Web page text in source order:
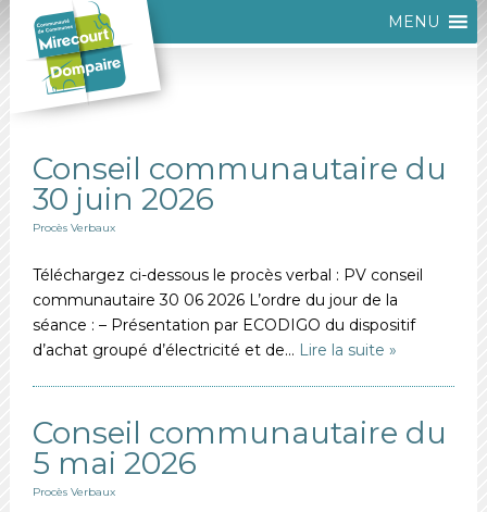
MENU
Conseil communautaire du
30 juin 2026
Procès Verbaux
Téléchargez ci-dessous le procès verbal : PV conseil
communautaire 30 06 2026 L’ordre du jour de la
séance : – Présentation par ECODIGO du dispositif
d’achat groupé d’électricité et de… Lire la suite »
Conseil communautaire du
5 mai 2026
Procès Verbaux